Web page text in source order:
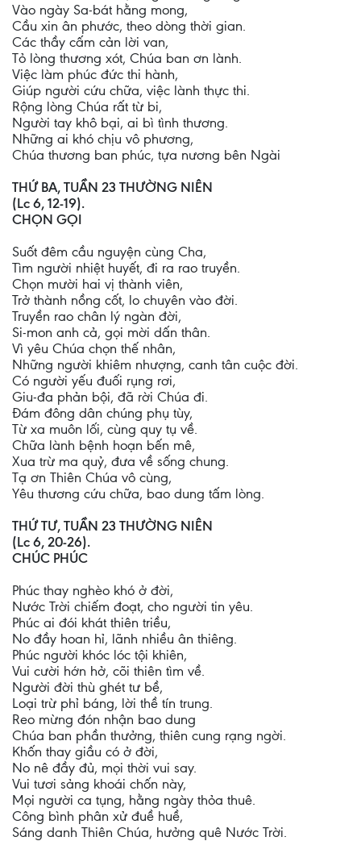
Vào ngày Sa-bát hằng mong,
Cầu xin ân phước, theo dòng thời gian.
Các thầy cấm cản lời van,
Tỏ lòng thương xót, Chúa ban ơn lành.
Việc làm phúc đức thi hành,
Giúp người cứu chữa, việc lành thực thi.
Rộng lòng Chúa rất từ bi,
Người tay khô bại, ai bì tình thương.
Những ai khó chịu vô phương,
Chúa thương ban phúc, tựa nương bên Ngài
THỨ BA, TUẦN 23 THƯỜNG NIÊN
(Lc 6, 12-19).
CHỌN GỌI
Suốt đêm cầu nguyện cùng Cha,
Tìm người nhiệt huyết, đi ra rao truyền.
Chọn mười hai vị thành viên,
Trở thành nồng cốt, lo chuyên vào đời.
Truyền rao chân lý ngàn đời,
Si-mon anh cả, gọi mời dấn thân.
Vì yêu Chúa chọn thế nhân,
Những người khiêm nhượng, canh tân cuộc đời.
Có người yếu đuối rụng rơi,
Giu-đa phản bội, đã rời Chúa đi.
Đám đông dân chúng phụ tùy,
Từ xa muôn lối, cùng quy tụ về.
Chữa lành bệnh hoạn bến mê,
Xua trừ ma quỷ, đưa về sống chung.
Tạ ơn Thiên Chúa vô cùng,
Yêu thương cứu chữa, bao dung tấm lòng.
THỨ TƯ, TUẦN 23 THƯỜNG NIÊN
(Lc 6, 20-26).
CHÚC PHÚC
Phúc thay nghèo khó ở đời,
Nước Trời chiếm đoạt, cho người tin yêu.
Phúc ai đói khát thiên triều,
No đầy hoan hỉ, lãnh nhiều ân thiêng.
Phúc người khóc lóc tội khiên,
Vui cười hớn hở, cõi thiên tìm về.
Người đời thù ghét tư bề,
Loại trừ phỉ báng, lời thề tín trung.
Reo mừng đón nhận bao dung
Chúa ban phần thưởng, thiên cung rạng ngời.
Khốn thay giầu có ở đời,
No nê đầy đủ, mọi thời vui say.
Vui tươi sảng khoái chốn này,
Mọi người ca tụng, hằng ngày thỏa thuê.
Công bình phân xử đuề huề,
Sáng danh Thiên Chúa, hưởng quê Nước Trời.